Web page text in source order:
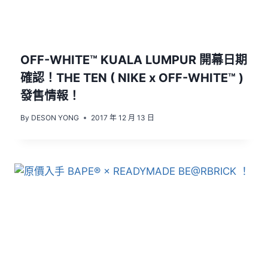
OFF-WHITE™ KUALA LUMPUR 開幕日期
確認！THE TEN ( NIKE x OFF-WHITE™ )
發售情報！
By DESON YONG 2017 年 12 月 13 日